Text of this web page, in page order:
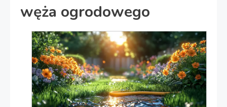
węża ogrodowego